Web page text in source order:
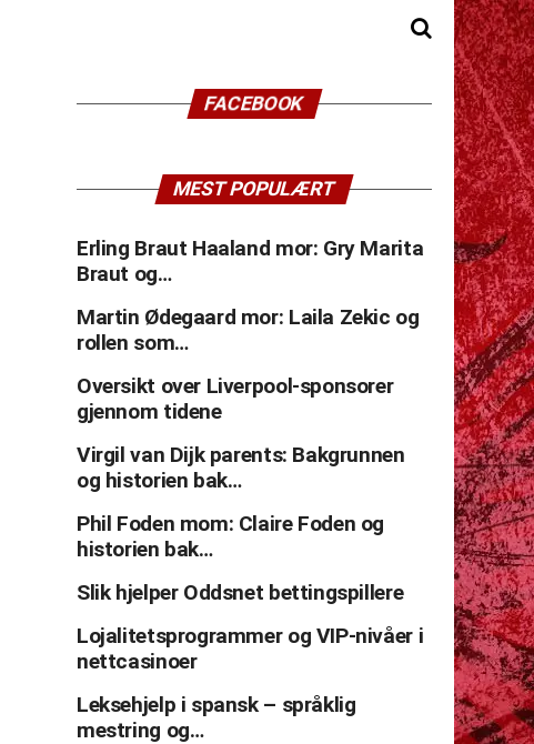
FACEBOOK
MEST POPULÆRT
Erling Braut Haaland mor: Gry Marita
Braut og…
Martin Ødegaard mor: Laila Zekic og
rollen som…
Oversikt over Liverpool-sponsorer
gjennom tidene
Virgil van Dijk parents: Bakgrunnen
og historien bak…
Phil Foden mom: Claire Foden og
historien bak…
Slik hjelper Oddsnet bettingspillere
Lojalitetsprogrammer og VIP-nivåer i
nettcasinoer
Leksehjelp i spansk – språklig
mestring og…